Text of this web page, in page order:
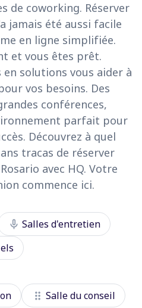
de coworking. Réserver
jamais été aussi facile
en ligne simplifiée.
et vous êtes prêt.
en solutions vous aider à
vos besoins. Des
conférences,
parfait pour
Découvrez à quel
tracas de réserver
avec HQ. Votre
commence ici.
mic Salles d'entretien
drag_indicator Salle du conseil